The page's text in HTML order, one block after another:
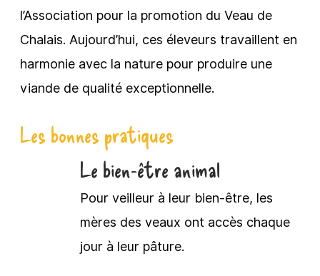
l’Association pour la promotion du Veau de
Chalais. Aujourd’hui, ces éleveurs travaillent en
harmonie avec la nature pour produire une
viande de qualité exceptionnelle.
Les bonnes pratiques
Le bien-être animal
Pour veilleur à leur bien-être, les
mères des veaux ont accès chaque
jour à leur pâture.